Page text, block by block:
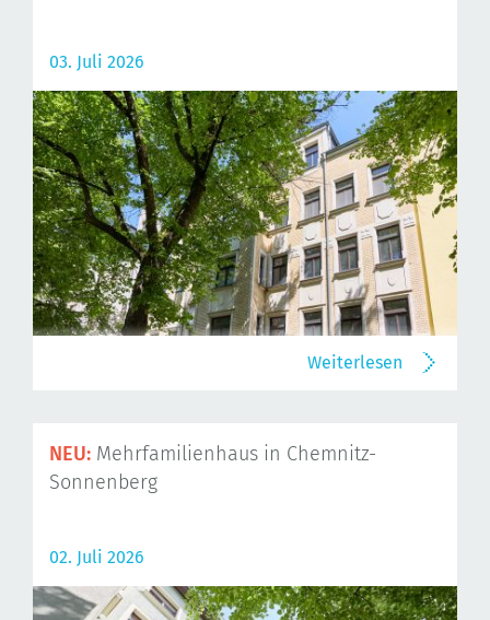
03. Juli 2026
Weiterlesen
NEU: Mehrfamilienhaus in Chemnitz-
Sonnenberg
02. Juli 2026